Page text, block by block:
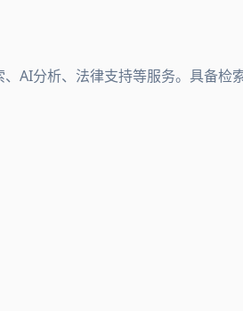
AI分析、法律支持等服务。具备检